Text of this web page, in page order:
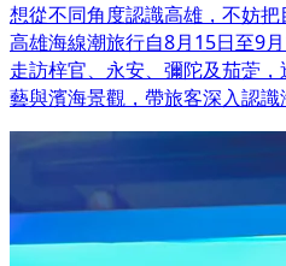
想從不同角度認識高雄，不妨
高雄海線潮旅行自8月15日至9
走訪梓官、永安、彌陀及茄萣
藝與濱海景觀，帶旅客深入認識